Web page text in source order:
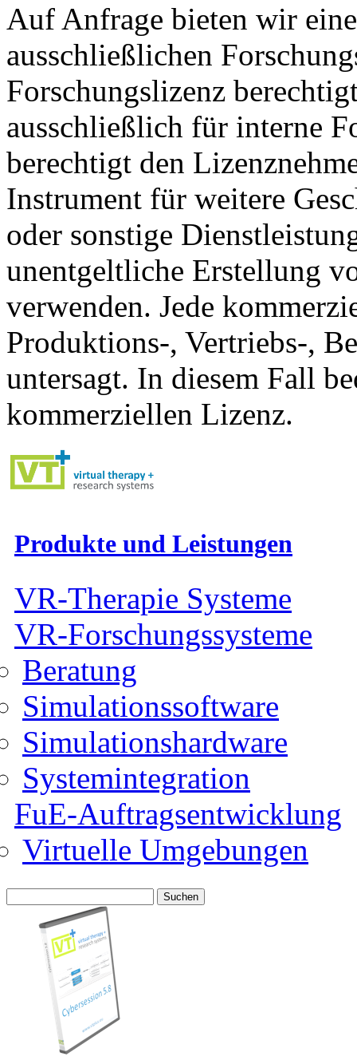
Auf Anfrage bieten wir
ausschließlichen
Forschungslizenz
ausschließlich für interne
berechtigt den
Instrument für weitere
oder sonstige
unentgeltliche Erstellung
verwenden. Jede
Produktions-, Vertriebs-,
untersagt. In diesem Fall
kommerziellen Lizenz.
Produkte und Leistungen
VR-Therapie Systeme
VR-Forschungssysteme
Beratung
Simulationssoftware
Simulationshardware
Systemintegration
FuE-Auftragsentwicklung
Virtuelle Umgebungen
nach: